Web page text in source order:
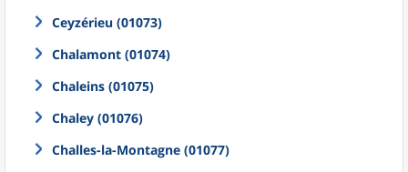
Ceyzérieu (01073)
Chalamont (01074)
Chaleins (01075)
Chaley (01076)
Challes-la-Montagne (01077)